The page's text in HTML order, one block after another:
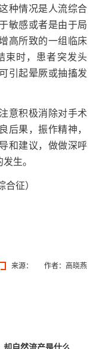
种情况是人流综合
敏感或者是由于局
高所致的一组临床
束时，患者突发头
引起晕厥或抽搐发
意积极消除对手术
后果，振作精神，
和建议，做做深呼
生。
合征）
来源： 作者：高晓燕